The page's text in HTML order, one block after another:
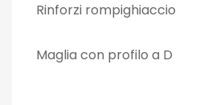
Rinforzi rompighiaccio
Maglia con profilo a D